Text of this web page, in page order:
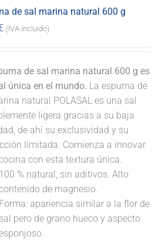
de sal marina natural 600 g
(IVA incluido)
de sal marina natural 600 g es
única en el mundo. La espuma de
natural POLASAL es una sal
ligera gracias a su baja
de ahí su exclusividad y su
limitada. Comienza a innovar
con esta textura única.
100 % natural, sin aditivos. Alto
de magnesio.
Forma: apariencia similar a la flor de
sal pero de grano hueco y aspecto